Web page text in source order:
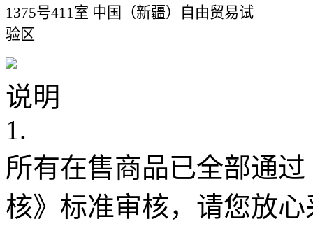
1375号411室 中国（新疆）自由贸易试
验区
说明
1.
所有在售商品已全部通
核》标准审核，请您放心